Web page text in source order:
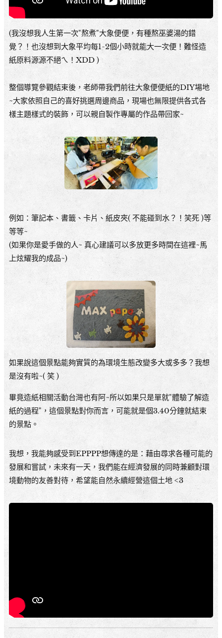
(我沒想我人生第一次"熬煮"大象便便，有種熬巫婆湯的錯
覺？！也沒想到大象平均每1-2個小時就能大一次便！難怪造
紙原料源源不絕ㄟ！XDD )
整個導覽參觀結束後，老師帶我們前往大象便便紙的DIY場地
~大家依照自己的喜好挑選周邊商品，現場也無限提供各式各
樣主題樣式的裝飾，可以親自製作專屬的作品帶回家~
例如：筆記本、書籤、卡片、紙皮夾( 不能碰到水？！笑死 )等
等等~
(如果你是愛手做的人~ 真心建議可以多放更多時間在這裡~馬
上炫耀我的成品~)
如果說這個景點能夠實質的為環境生態改變多大或多多？我想
是沒有啦~( 笑 )
畢竟造紙相關活動台灣也有阿~所以如果只是單就"體驗了解造
紙的過程"，這個景點對你而言，可能就是個3.40分鐘就結束
的景點。
我想，我能夠感受到EPPPP想傳達的是：藉由尋求各種可能的
發展和嘗試，未來有一天，我們能在經濟發展的同時兼顧對環
境動物的友善對待，希望能自然永續經營這個土地 <3